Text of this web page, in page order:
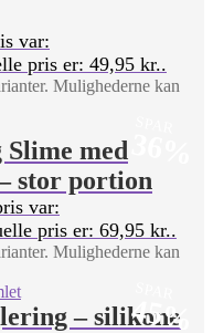
var:
pris er: 49,95 kr..
Mulighederne kan
med
stor portion
var:
pris er: 69,95 kr..
Mulighederne kan
45%
– silikone